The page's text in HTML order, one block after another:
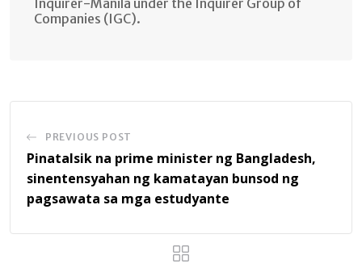
Companies (IGC).
PREVIOUS POST
Pinatalsik na prime minister ng Bangladesh,
sinentensyahan ng kamatayan bunsod ng
pagsawata sa mga estudyante